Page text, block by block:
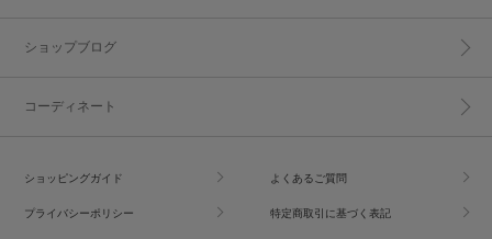
ショップブログ
コーディネート
ショッピングガイド よくあるご質問
プライバシーポリシー 特定商取引に基づく表記